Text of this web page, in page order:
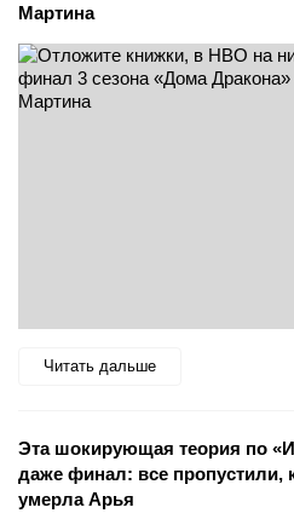
Мартина
Читать дальше
Эта шокирующая теория по
даже финал: все пропустили,
умерла Арья